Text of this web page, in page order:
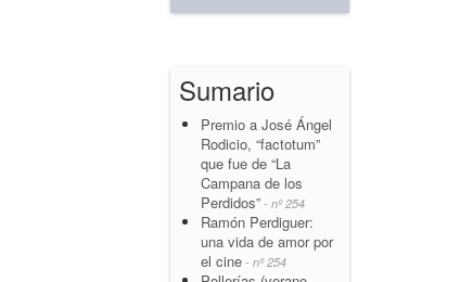
Sumario
Premio a José Ángel
Rodicio, “factotum”
que fue de “La
Campana de los
Perdidos” - nº 254
Ramón Perdiguer:
una vida de amor por
el cine - nº 254